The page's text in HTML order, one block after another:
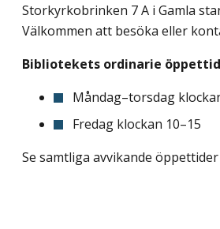
Storkyrkobrinken 7 A i Gamla
Välkommen att besöka eller
Bibliotekets ordinarie
Måndag–torsdag
Fredag klockan 10–15
Se samtliga avvikande